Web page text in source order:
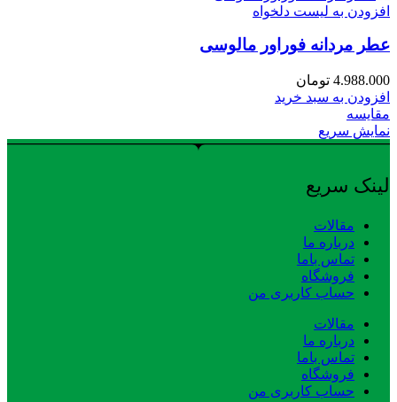
افزودن به لیست دلخواه
عطر مردانه فوراور مالوسی
4.988.000 تومان
افزودن به سبد خرید
مقایسه
نمایش سریع
لینک سریع
مقالات
درباره ما
تماس باما
فروشگاه
حساب کاربری من
مقالات
درباره ما
تماس باما
فروشگاه
حساب کاربری من